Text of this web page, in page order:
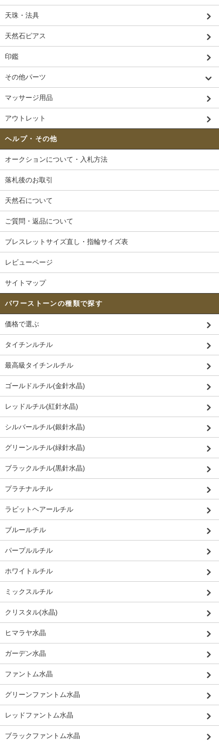
天珠・法具
天然石ピアス
印鑑
その他パーツ
マッサージ用品
アウトレット
ヘルプ・その他
オークションについて・入札方法
落札後のお取引
天然石について
ご質問・返品について
ブレスレットサイズ直し・指輪サイズ表
レビューページ
サイトマップ
パワーストーンの種類で探す
価格で選ぶ
タイチンルチル
最高級タイチンルチル
ゴールドルチル(金針水晶)
レッドルチル(紅針水晶)
シルバールチル(銀針水晶)
グリーンルチル(緑針水晶)
ブラックルチル(黒針水晶)
プラチナルチル
ラビットヘアールチル
ブルールチル
パープルルチル
ホワイトルチル
ミックスルチル
クリスタル(水晶)
ヒマラヤ水晶
ガーデン水晶
ファントム水晶
グリーンファントム水晶
レッドファントム水晶
ブラックファントム水晶